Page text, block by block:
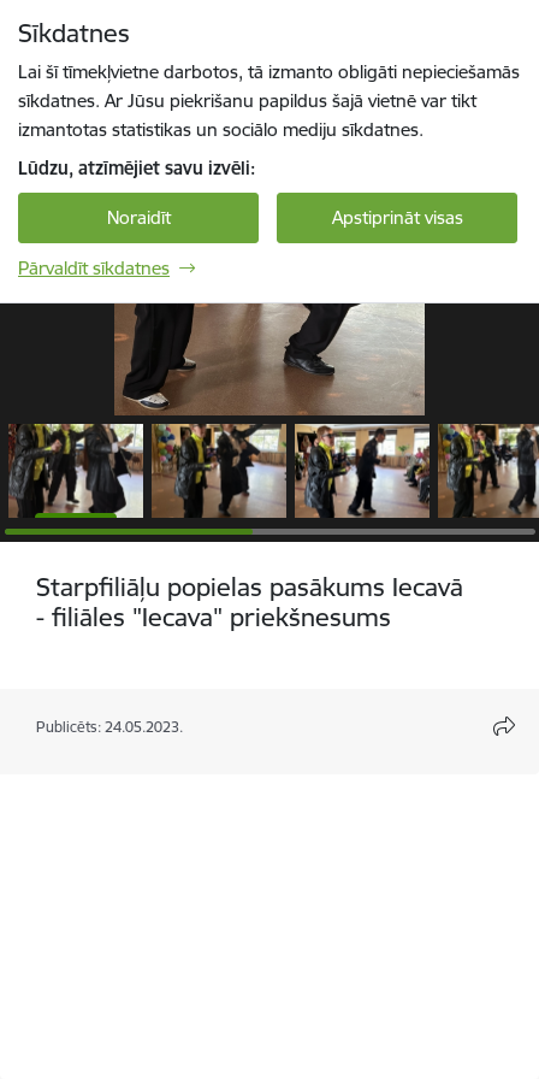
Sīkdatnes
Lai šī tīmekļvietne darbotos, tā izmanto obligāti nepieciešamās
sīkdatnes. Ar Jūsu piekrišanu papildus šajā vietnē var tikt
izmantotas statistikas un sociālo mediju sīkdatnes.
Lūdzu, atzīmējiet savu izvēli:
Noraidīt Apstiprināt visas
Pārvaldīt sīkdatnes
1 / 8
Starpfiliāļu popielas pasākums Iecavā
- filiāles "Iecava" priekšnesums
Publicēts: 24.05.2023.